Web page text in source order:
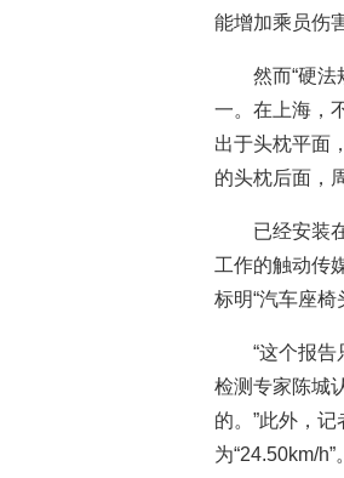
能增加乘员伤
然而“硬
一。在上海，
出于头枕平面
的头枕后面，
已经安装
工作的触动传
标明“汽车座椅
“这个报
检测专家陈城
的。”此外，
为“24.50km/h”。